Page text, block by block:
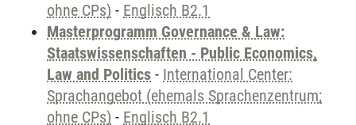
ohne CPs) - Englisch B2.1
Masterprogramm Governance & Law:
Staatswissenschaften - Public Economics,
Law and Politics - International Center:
Sprachangebot (ehemals Sprachenzentrum;
ohne CPs) - Englisch B2.1